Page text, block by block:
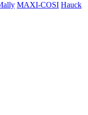
MAXI-COSI Hauck